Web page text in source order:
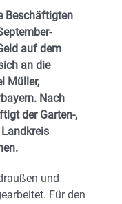
Beschäftigten
auf dem
an die
Müller,
Nach
der Garten-,
und
Für den